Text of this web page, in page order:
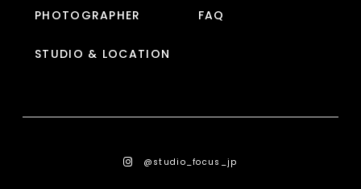
PHOTOGRAPHER
STUDIO & LOCATION
FAQ
@studio_focus_jp